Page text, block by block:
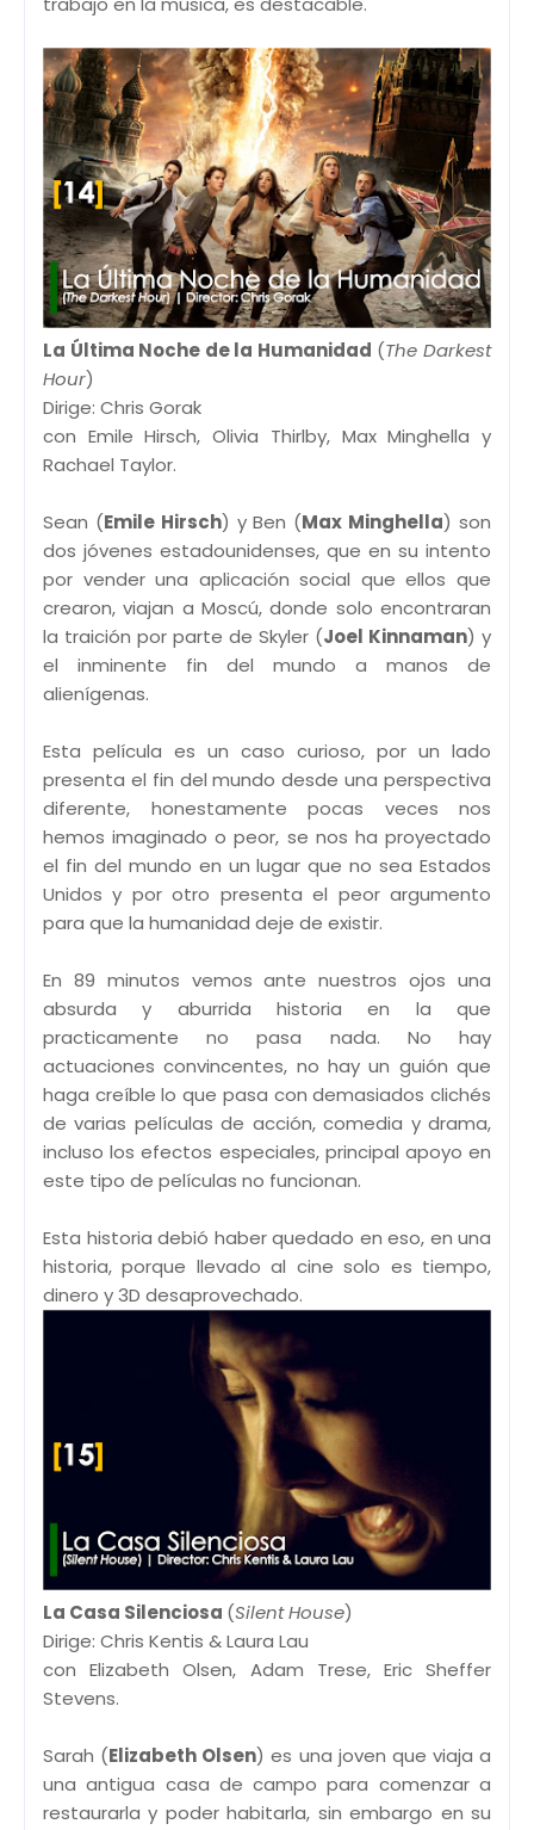
La Última Noche de la Humanidad (The Darkest
Hour)
Dirige: Chris Gorak
con Emile Hirsch, Olivia Thirlby, Max Minghella y
Rachael Taylor.
Sean (Emile Hirsch) y Ben (Max Minghella) son
dos jóvenes estadounidenses, que en su intento
por vender una aplicación social que ellos que
crearon, viajan a Moscú, donde solo encontraran
la traición por parte de Skyler (Joel Kinnaman) y
el inminente fin del mundo a manos de
alienígenas.
Esta película es un caso curioso, por un lado
presenta el fin del mundo desde una perspectiva
diferente, honestamente pocas veces nos
hemos imaginado o peor, se nos ha proyectado
el fin del mundo en un lugar que no sea Estados
Unidos y por otro presenta el peor argumento
para que la humanidad deje de existir.
En 89 minutos vemos ante nuestros ojos una
absurda y aburrida historia en la que
practicamente no pasa nada. No hay
actuaciones convincentes, no hay un guión que
haga creíble lo que pasa con demasiados clichés
de varias películas de acción, comedia y drama,
incluso los efectos especiales, principal apoyo en
este tipo de películas no funcionan.
Esta historia debió haber quedado en eso, en una
historia, porque llevado al cine solo es tiempo,
dinero y 3D desaprovechado.
La Casa Silenciosa (Silent House)
Dirige: Chris Kentis & Laura Lau
con Elizabeth Olsen, Adam Trese, Eric Sheffer
Stevens.
Sarah (Elizabeth Olsen) es una joven que viaja a
una antigua casa de campo para comenzar a
restaurarla y poder habitarla, sin embargo en su